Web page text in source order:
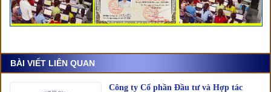
BÀI VIẾT LIÊN QUAN
Công ty Cổ phần Đầu tư và Hợp tác